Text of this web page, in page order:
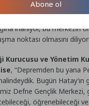
kendilerini geliştirme
inanıyor, bu merkezin
noktası olmasını
Kurucusu ve Yönetim
, “Depremden bu yana
Bugün Hatay’ın
Defne Gençlik Merkezi,
öğrenebileceği
Abone ol